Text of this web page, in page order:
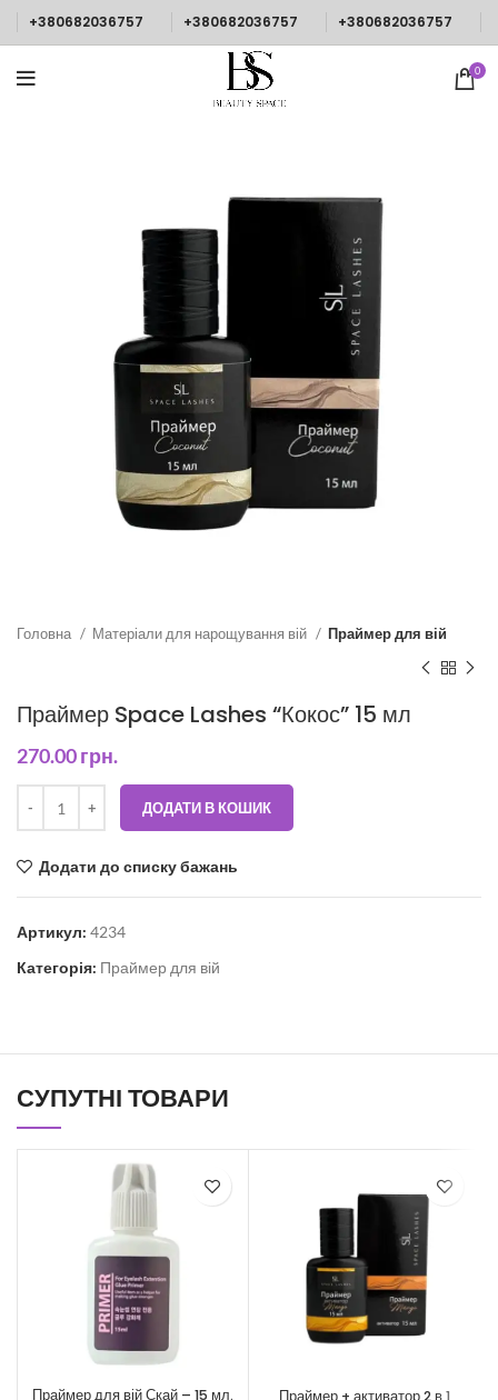
+380682036757 +380682036757 +380682036757
0
Головна Матеріали для нарощування вій Праймер для вій
Праймер Space Lashes “Кокос” 15 мл
270.00грн.
ДОДАТИ В КОШИК
Додати до списку бажань
Артикул: 4234
Категорія: Праймер для вій
СУПУТНІ ТОВАРИ
Праймер для вій Скай – 15 мл.
Праймер + активатор 2 в 1